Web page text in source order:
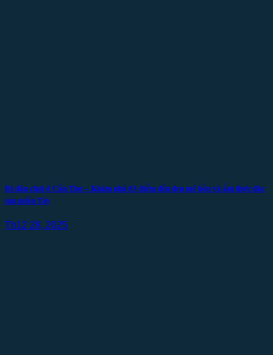
Đi đâu chơi ở Cần Thơ – Khám phá 03 điểm đến đẹp mê hồn và ẩm thực đặc
sản miền Tây
Th12 28, 2025